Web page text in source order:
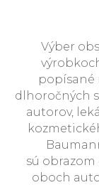
Výber
popísané
dlhoročných
autorov,
sú
oboch